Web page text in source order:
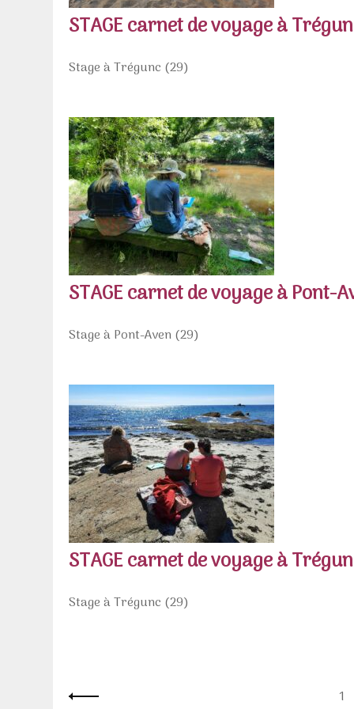
STAGE carnet de voyage à
Stage à Trégunc (29)
STAGE carnet de voyage à Pont-
Stage à Pont-Aven (29)
STAGE carnet de voyage à
Stage à Trégunc (29)
Pagination 1